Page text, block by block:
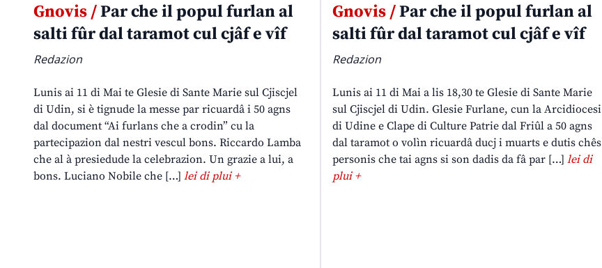
Gnovis /Par che il popul furlan al
salti fûr dal taramot cul cjâf e vîf
Redazion
Lunis ai 11 di Mai te Glesie di Sante Marie sul Cjiscjel
di Udin, si è tignude la messe par ricuardâ i 50 agns
dal document “Ai furlans che a crodin” cu la
partecipazion dal nestri vescul bons. Riccardo Lamba
che al à presiedude la celebrazion. Un grazie a lui, a
bons. Luciano Nobile che […] lei di plui +
Gnovis /Par che il popul furlan al
salti fûr dal taramot cul cjâf e vîf
Redazion
Lunis ai 11 di Mai a lis 18,30 te Glesie di Sante Marie
sul Cjiscjel di Udin. Glesie Furlane, cun la Arcidiocesi
di Udine e Clape di Culture Patrie dal Friûl a 50 agns
dal taramot o volìn ricuardâ ducj i muarts e dutis chês
personis che tai agns si son dadis da fâ par […] lei di
plui +